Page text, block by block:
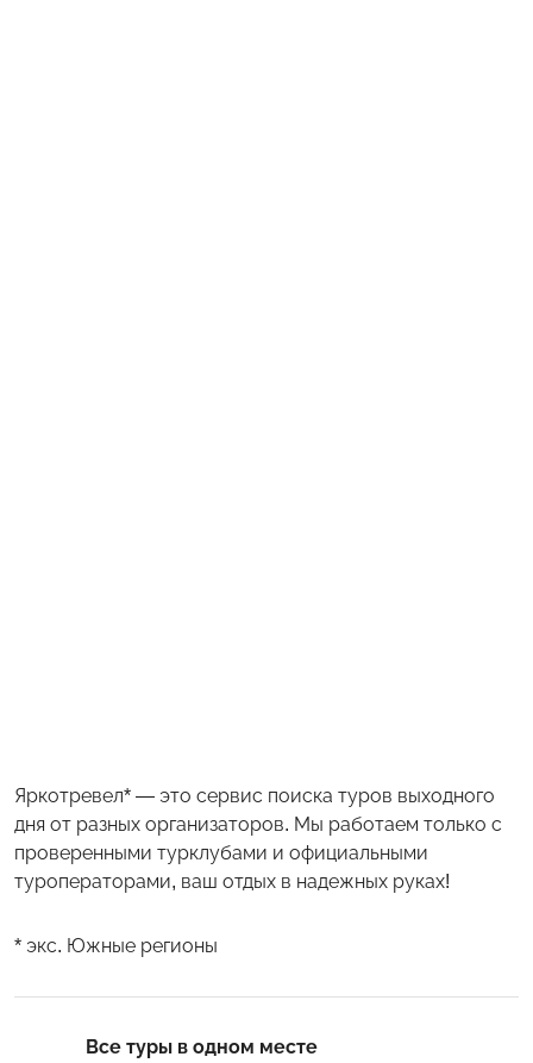
Яркотревел* — это сервис поиска туров выходного
дня от разных организаторов. Мы работаем только с
проверенными турклубами и официальными
туроператорами, ваш отдых в надежных руках!
* экс. Южные регионы
Все туры в одном месте